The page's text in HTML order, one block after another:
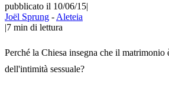
pubblicato il 10/06/15|
Joël Sprung - Aleteia
|7 min di lettura
Perché la Chiesa insegna che il matrimonio
dell'intimità sessuale?